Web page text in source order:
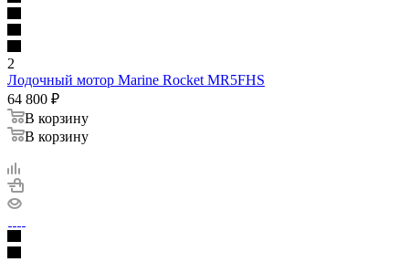
2
Лодочный мотор Marine Rocket MR5FHS
64 800 ₽
В корзину
В корзину